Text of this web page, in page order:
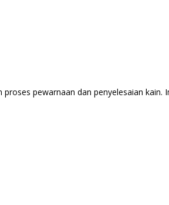
pewarnaan dan penyelesaian